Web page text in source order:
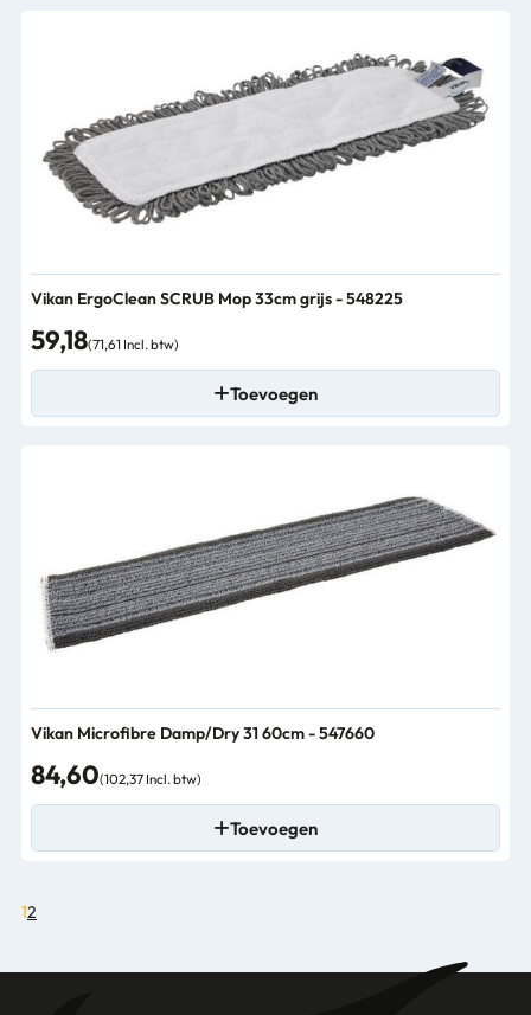
Vikan ErgoClean SCRUB Mop 33cm grijs - 548225
59,18(71,61 Incl. btw)
Toevoegen
Vikan Microfibre Damp/Dry 31 60cm - 547660
84,60(102,37 Incl. btw)
Toevoegen
12